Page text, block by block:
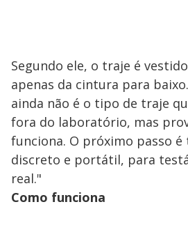
Segundo ele, o traje é
apenas da cintura para
ainda não é o tipo de traje
fora do laboratório, mas
funciona. O próximo passo
discreto e portátil, para
real."
Como funciona